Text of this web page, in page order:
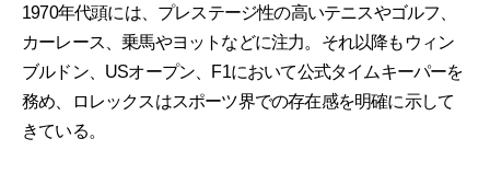
1970年代頭には、プレステージ性の高いテニスやゴルフ、
カーレース、乗馬やヨットなどに注力。それ以降もウィン
ブルドン、USオープン、F1において公式タイムキーパーを
務め、ロレックスはスポーツ界での存在感を明確に示して
きている。